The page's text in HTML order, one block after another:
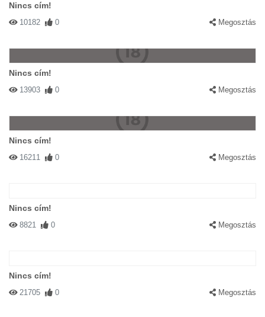
Nincs cím!
10182 0 Megosztás
Nincs cím!
13903 0 Megosztás
Nincs cím!
16211 0 Megosztás
Nincs cím!
8821 0 Megosztás
Nincs cím!
21705 0 Megosztás